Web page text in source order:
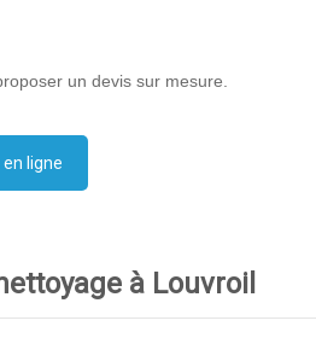
un devis sur mesure.
ligne
à Louvroil